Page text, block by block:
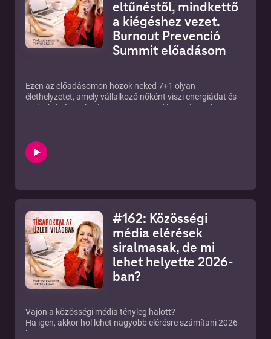
eltűnéstől, mindkettő
a kiégéshez vezet.
Burnout Prevenció
Summit előadásom
Ezen az előadásomon hozok neked 7+1 olyan
élethelyzetet, amely vállalkozó nőként viszi energiádat és
ami a kiégés melegágya. Kapsz az adás során 5 olyan
gyakorlat mondatja ezeket velem. Ha szeretnél többet
megtudni az eszközökről, akkor kattints tovább:
https://feminakademia.hu/
#162: Közösségi
média elérések
siralmasak, de mi
lehet helyette 2026-
ban?
Vajon a közösségi média tényleg halott?
Ha igen, akkor hol lehet nagyobb elérésre számítani 2026-
ban?